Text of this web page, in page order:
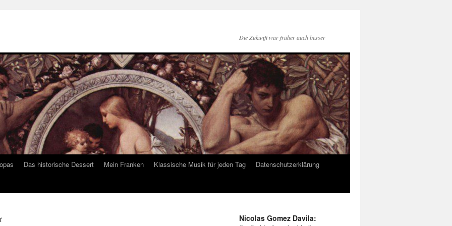
Die Zukunft war früher auch besser
Das historische Dessert Mein Franken Klassische Musik für jeden Tag
Datenschutzerklärung
Nicolas Gomez Davila: